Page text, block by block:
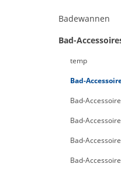
Badewannen
Bad-
temp
Bad-
Bad-
Bad-
Bad-
Bad-